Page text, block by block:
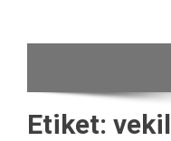
Etiket: vekil